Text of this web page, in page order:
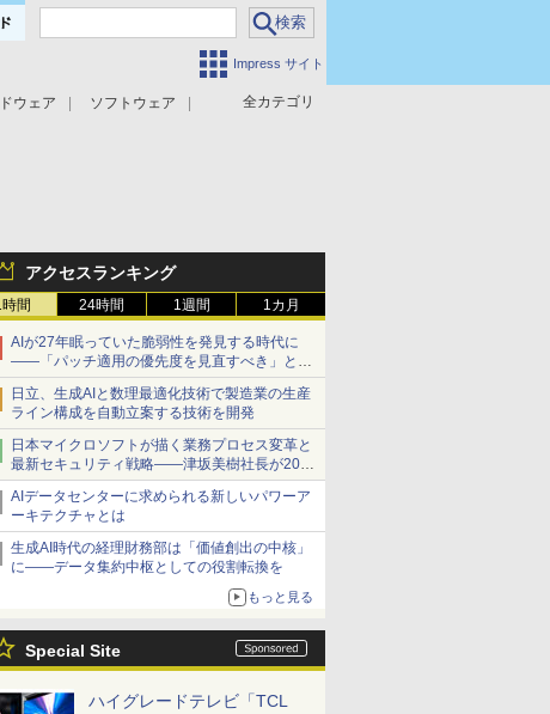
Impress サイト
全カテゴリ
ウェア
ソフトウェア
アクセスランキング
時間 24時間 1週間 1カ月
AIが27年眠っていた脆弱性を発見する時代に
――「パッチ適用の優先度を見直すべき」とセ
キュリティ専門家
日立、生成AIと数理最適化技術で製造業の生産
ライン構成を自動立案する技術を開発
日本マイクロソフトが描く業務プロセス変革と
最新セキュリティ戦略――津坂美樹社長が2027
年度戦略を説明
AIデータセンターに求められる新しいパワーア
ーキテクチャとは
生成AI時代の経理財務部は「価値創出の中核」
に――データ集約中枢としての役割転換を
もっと見る
Special Site
ハイグレードテレビ「TCL